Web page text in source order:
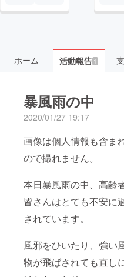
ホーム 活動報告1
暴風雨の中
2020/01/27 19:17
画像は個人情報も含ま
ので撮れません。
本日暴風雨の中、高齢
皆さんはとても不安に
されています。
風邪をひいたり、強い
物が飛ばされても直し